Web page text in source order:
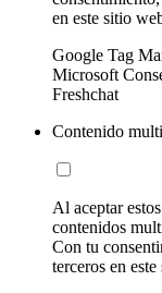
en este sitio
Google Tag
Microsoft
Freshchat
Contenido
Al aceptar
contenidos
Con tu
terceros en